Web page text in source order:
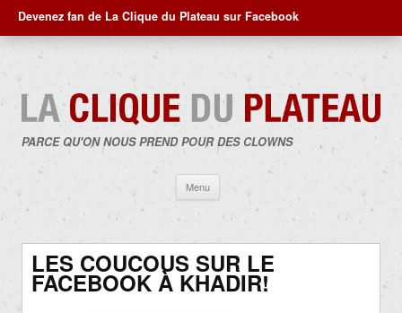
Devenez fan de La Clique du Plateau sur Facebook
PARCE QU'ON NOUS PREND POUR DES CLOWNS
Menu
contenu
LES COUCOUS SUR LE
FACEBOOK À KHADIR!